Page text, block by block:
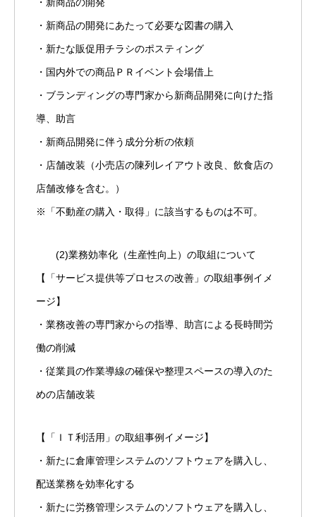
・新商品の開発
・新商品の開発にあたって必要な図書の購入
・新たな販促用チラシのポスティング
・国内外での商品ＰＲイベント会場借上
・ブランディングの専門家から新商品開発に向けた指
導、助言
・新商品開発に伴う成分分析の依頼
・店舗改装（小売店の陳列レイアウト改良、飲食店の
店舗改修を含む。）
※「不動産の購入・取得」に該当するものは不可。
(2)業務効率化（生産性向上）の取組について
【「サービス提供等プロセスの改善」の取組事例イメ
ージ】
・業務改善の専門家からの指導、助言による長時間労
働の削減
・従業員の作業導線の確保や整理スペースの導入のた
めの店舗改装
【「ＩＴ利活用」の取組事例イメージ】
・新たに倉庫管理システムのソフトウェアを購入し、
配送業務を効率化する
・新たに労務管理システムのソフトウェアを購入し、